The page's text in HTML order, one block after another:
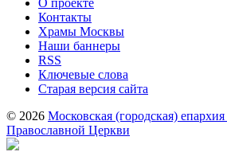
О проекте
Контакты
Храмы Москвы
Наши баннеры
RSS
Ключевые слова
Старая версия сайта
© 2026 Московская (городская)
Православной Церкви